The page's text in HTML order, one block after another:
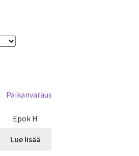
korjaus
Epok H
Lue lisää